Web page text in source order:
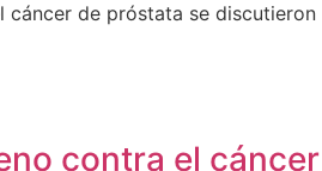
cáncer de próstata se discutieron
contra el cáncer